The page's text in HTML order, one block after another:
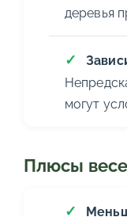
деревья
могут
Плюсы